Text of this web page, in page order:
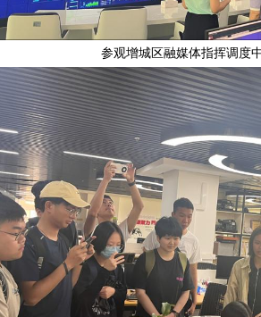
参观增城区融媒体指挥调度